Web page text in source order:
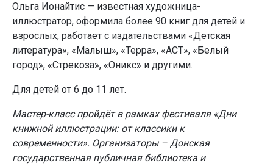
Ольга Ионайтис — известная художница-
иллюстратор, оформила более 90 книг для детей и
взрослых, работает с издательствами «Детская
литература», «Малыш», «Терра», «АСТ», «Белый
город», «Стрекоза», «Оникс» и другими.
Для детей от 6 до 11 лет.
Мастер-класс пройдёт в рамках фестиваля «Дни
книжной иллюстрации: от классики к
современности». Организаторы – Донская
государственная публичная библиотека и